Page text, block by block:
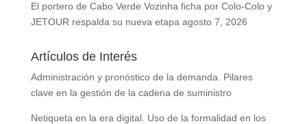
El portero de Cabo Verde Vozinha ficha por Colo-Colo y
JETOUR respalda su nueva etapa agosto 7, 2026
Artículos de Interés
Administración y pronóstico de la demanda. Pilares
clave en la gestión de la cadena de suministro
Netiqueta en la era digital. Uso de la formalidad en los